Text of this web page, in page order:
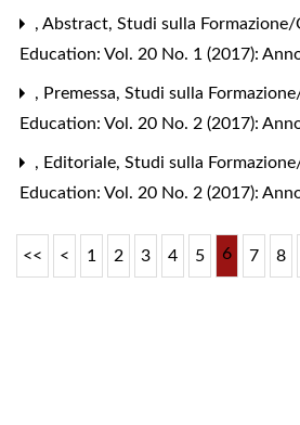
, Abstract, Studi sulla
Education: Vol. 20 No. 1 (2017):
, Premessa, Studi sulla
Education: Vol. 20 No. 2 (2017):
, Editoriale, Studi sulla
Education: Vol. 20 No. 2 (2017):
<< < 1 2 3 4 5 6 7 8